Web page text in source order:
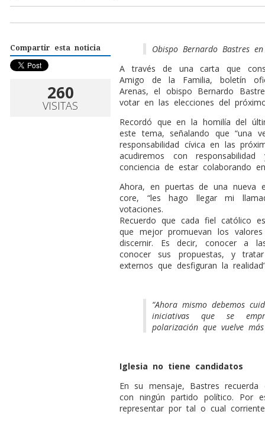
Compartir esta noticia
260
VISITAS
Obispo Bernardo Bastres
A través de una carta que
Amigo de la Familia, boletín
Arenas, el obispo Bernardo
votar en las elecciones del
Recordó que en la homilía del
este tema, señalando que “una
responsabilidad cívica en las
acudiremos con
conciencia de estar colaborando
Ahora, en puertas de una nueva
core, “les hago llegar mi
votaciones.
Recuerdo que cada fiel católico
que mejor promuevan los
discernir. Es decir, conocer a
conocer sus propuestas, y
externos que desfiguran la
“Ahora mismo debemos
iniciativas que se
polarización que vuelve
Iglesia no tiene candidatos
En su mensaje, Bastres
con ningún partido político. Por
representar por tal o cual corriente